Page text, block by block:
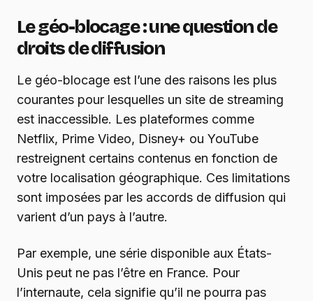
Le géo-blocage : une question de
droits de diffusion
Le géo-blocage est l’une des raisons les plus
courantes pour lesquelles un site de streaming
est inaccessible. Les plateformes comme
Netflix, Prime Video, Disney+ ou YouTube
restreignent certains contenus en fonction de
votre localisation géographique. Ces limitations
sont imposées par les accords de diffusion qui
varient d’un pays à l’autre.
Par exemple, une série disponible aux États-
Unis peut ne pas l’être en France. Pour
l’internaute, cela signifie qu’il ne pourra pas